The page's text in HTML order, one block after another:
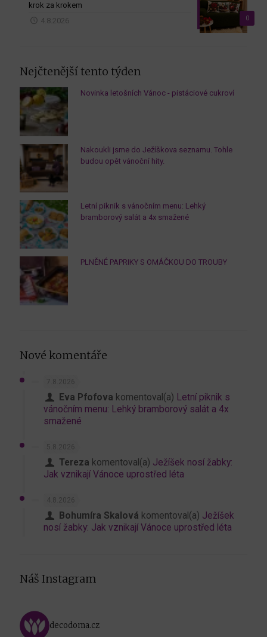
0
krok za krokem
4.8.2026
Nejčtenější tento týden
Novinka letošních Vánoc - pistáciové cukroví
Nakoukli jsme do Ježíškova seznamu. Tohle
budou opět vánoční hity.
Letní piknik s vánočním menu: Lehký
bramborový salát a 4x smažené
PLNĚNÉ PAPRIKY S OMÁČKOU DO TROUBY
Nové komentáře
7.8.2026
Eva Pfofova komentoval(a)
Letní piknik s
vánočním menu: Lehký bramborový salát a 4x
smažené
5.8.2026
Tereza komentoval(a) Ježíšek nosí žabky:
Jak vznikají Vánoce uprostřed léta
4.8.2026
Bohumíra Skalová komentoval(a) Ježíšek
nosí žabky: Jak vznikají Vánoce uprostřed léta
Náš Instagram
decodoma.cz